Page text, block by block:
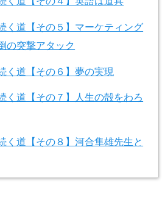
く道【その５】マーケティング
の突撃アタック
く道【その６】夢の実現
く道【その７】人生の殻をわろ
く道【その８】河合隼雄先生と